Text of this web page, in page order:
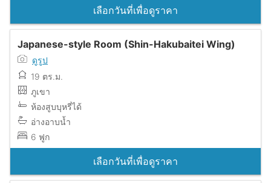
เลือกวันที่เพื่อดูราคา
Japanese-style Room (Shin-Hakubaitei Wing)
ดูรูป
19 ตร.ม.
ภูเขา
ห้องสูบบุหรี่ได้
อ่างอาบน้ำ
6 ฟูก
เลือกวันที่เพื่อดูราคา